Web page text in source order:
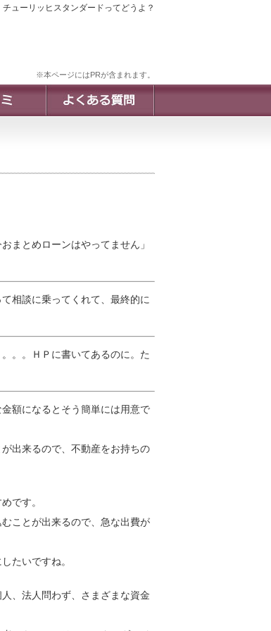
チューリッヒスタンダードってどうよ？
※本ページにはPRが含まれます。
まとめローンはやってません」
相談に乗ってくれて、最終的に
。。ＨＰに書いてあるのに。た
額になるとそう簡単には用意で
出来るので、不動産をお持ちの
です。
ことが出来るので、急な出費が
たいですね。
、法人問わず、さまざまな資金